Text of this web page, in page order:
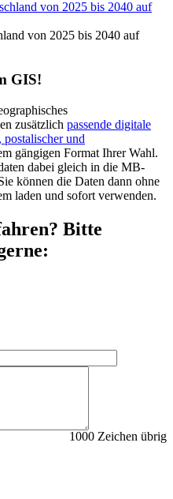
von 2025 bis 2040 auf
GIS!
zusätzlich passende digitale
postalischer und
gängigen Format Ihrer Wahl.
dabei gleich in die MB-
können die Daten dann ohne
laden und sofort verwenden.
Bitte
1000 Zeichen übrig